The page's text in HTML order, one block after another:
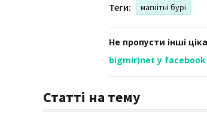
Теги: магнітні бурі
Не пропусти інші
bigmir)net у facebook
Статті на тему